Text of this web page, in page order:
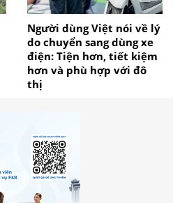
Người dùng Việt nói về lý
do chuyển sang dùng xe
điện: Tiện hơn, tiết kiệm
hơn và phù hợp với đô
thị